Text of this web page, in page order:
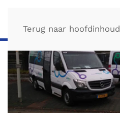
Terug naar hoofdinhoud